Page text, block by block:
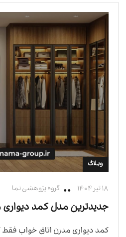
وبلاگ
۱۸ تیر ۱۴۰۴ گروه پژوهشی نما
جدیدترین مدل کمد
کمد دیواری مدرن اتاق خواب